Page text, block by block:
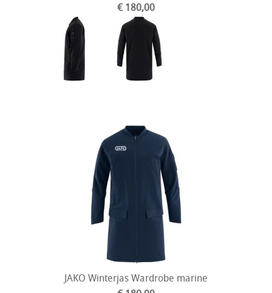
€ 180,00
JAKO Winterjas Wardrobe marine